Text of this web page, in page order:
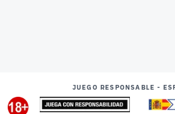
JUEGO RESPONSABLE -